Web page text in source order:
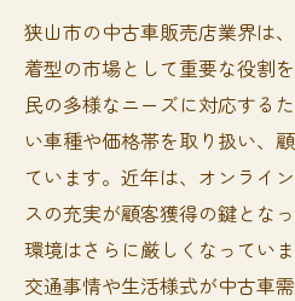
戦略
狭山市の中古車販売店
イント
データで見る狭山市の
とチャンス
狭山市の中古車販売店業界は
着型の市場として重要な役割
民の多様なニーズに対応する
い車種や価格帯を取り扱い、
ています。近年は、オンライ
スの充実が顧客獲得の鍵とな
環境はさらに厳しくなってい
交通事情や生活様式が中古車